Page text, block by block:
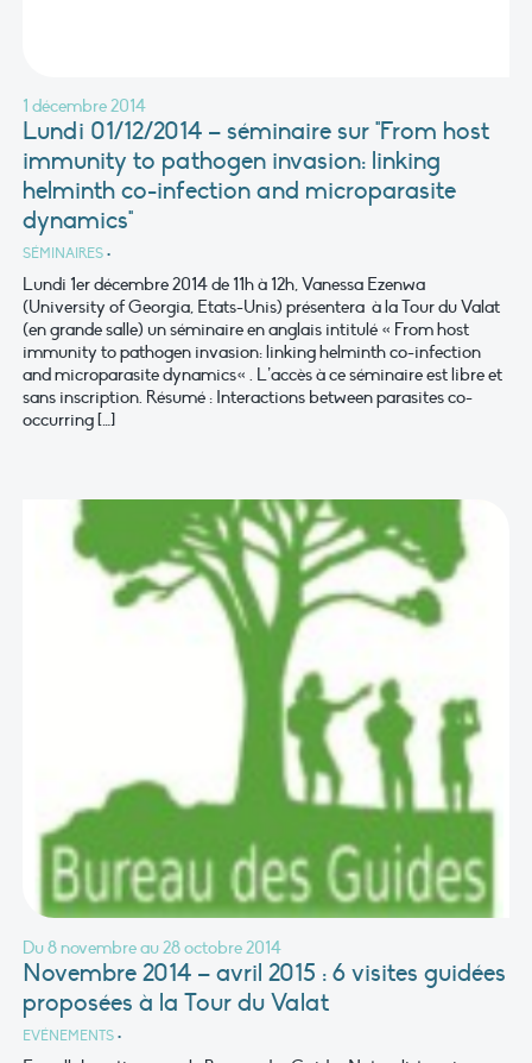
1 décembre 2014
Lundi 01/12/2014 – séminaire sur "From host
immunity to pathogen invasion: linking
helminth co-infection and microparasite
dynamics"
SÉMINAIRES •
Lundi 1er décembre 2014 de 11h à 12h, Vanessa Ezenwa
(University of Georgia, Etats-Unis) présentera à la Tour du Valat
(en grande salle) un séminaire en anglais intitulé « From host
immunity to pathogen invasion: linking helminth co-infection
and microparasite dynamics« . L’accès à ce séminaire est libre et
sans inscription. Résumé : Interactions between parasites co-
occurring […]
Du 8 novembre au 28 octobre 2014
Novembre 2014 – avril 2015 : 6 visites guidées
proposées à la Tour du Valat
EVÉNEMENTS •